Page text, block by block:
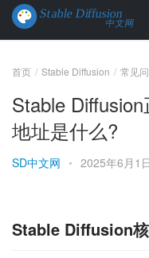
首页 Stable Diffusion 常见
Stable
地址是什么?
SD中文网 • 2025年6月1
Stable Diffusion